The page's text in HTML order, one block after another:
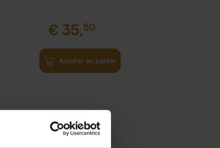
€ 35,50
Ajouter au panier
37,50